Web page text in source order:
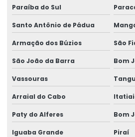
Instalação De Pontes Rolantes Com
Instalação de nr 12 em pontes rolantes
Inversor de frequência para ponte
Laudo de ponte rolante
Limitador de carga para ponte rolante
Manutenção Corretiva De Pontes
Manutenção corretiva de ponte
Paraíba do Sul
Santo Antônio de Pádua
Armação dos Búzios São
São João da Barra Bom
Vassouras
Arraial do Cabo
Paty do Alferes Bom
Iguaba Grande Piraí